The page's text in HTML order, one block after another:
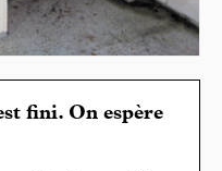
fini. On espère